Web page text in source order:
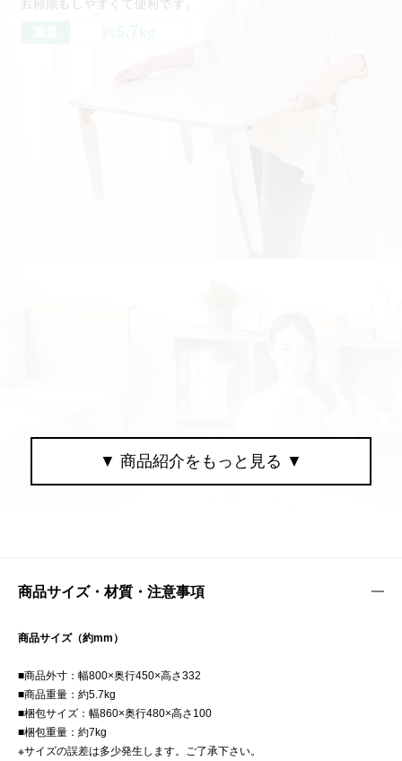
商品サイズ・材質・注意事項
商品サイズ（約mm）
■商品外寸：幅800×奥行450×高さ332
■商品重量：約5.7kg
■梱包サイズ：幅860×奥行480×高さ100
■梱包重量：約7kg
※サイズの誤差は多少発生します。ご了承下さい。